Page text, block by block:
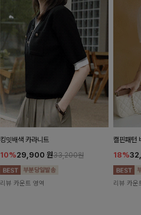
킹밋배색 카라니트
10%29,900 원33,200원
리뷰 카운트 영역
캘핀패턴
18%
리뷰 카운